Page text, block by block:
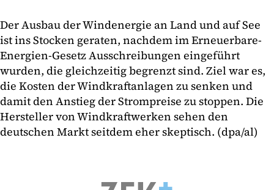
Der Ausbau der Windenergie an Land und auf See
ist ins Stocken geraten, nachdem im Erneuerbare-
Energien-Gesetz Ausschreibungen eingeführt
wurden, die gleichzeitig begrenzt sind. Ziel war es,
die Kosten der Windkraftanlagen zu senken und
damit den Anstieg der Strompreise zu stoppen. Die
Hersteller von Windkraftwerken sehen den
deutschen Markt seitdem eher skeptisch. (dpa/al)